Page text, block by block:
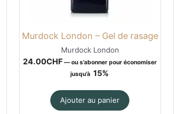
Murdock London – Gel de rasage
Murdock London
24.00CHF — ou s’abonner pour économiser
jusqu’à 15%
Ajouter au panier